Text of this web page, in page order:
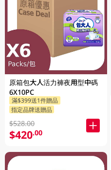
原箱包大人活力褲夜用型中碼
6X10PC
滿$399送1件贈品
指定品牌送贈品
$528.00
$420.00